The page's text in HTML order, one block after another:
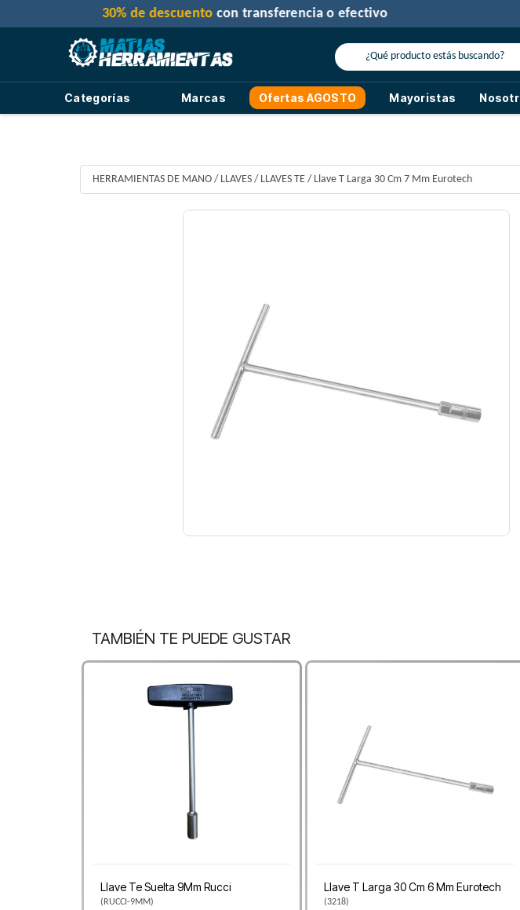
Categorías Marcas Ofertas AGOSTO Mayoristas
30% de descuento
HERRAMIENTAS DE MANO / LLAVES / LLAVES TE / Llave T Larga 30 Cm 7 Mm Eurotech
TAMBIÉN TE PUEDE GUSTAR
Llave Te Suelta 9Mm Rucci
( RUCCI-9MM)
Llave T Larga 30 Cm 6 Mm Eurotech
(3218)